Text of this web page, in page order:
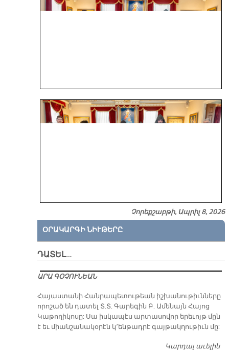
Չորեքշաբթի, Ապրիլ 8, 2026
ՕՐԱԿԱՐԳԻ ՆԻՒԹԵՐԸ
ԴԱՏԵԼ…
ԱՐԱ ԳՕՉՈՒՆԵԱՆ
​Հայաստանի Հանրապետութեան իշխանութիւնները
որոշած են դատել Տ.Տ. Գարեգին Բ. Ամենայն Հայոց
Կաթողիկոսը: Սա իսկապէս արտասովոր երեւոյթ մըն
է եւ միանշանակօրէն կ՚ենթադրէ գայթակղութիւն մը:
Կարդալ աւելին